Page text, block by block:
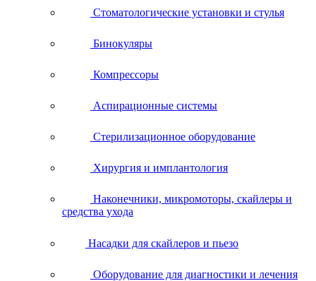
Стоматологические установки и стулья
Бинокуляры
Компрессоры
Аспирационные системы
Стерилизационное оборудование
Хирургия и имплантология
Наконечники, микромоторы, скайлеры и
средства ухода
Насадки для скайлеров и пьезо
Оборудование для диагностики и лечения